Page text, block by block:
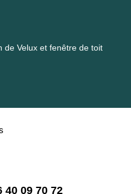
de Velux et fenêtre de toit
40 09 70 72